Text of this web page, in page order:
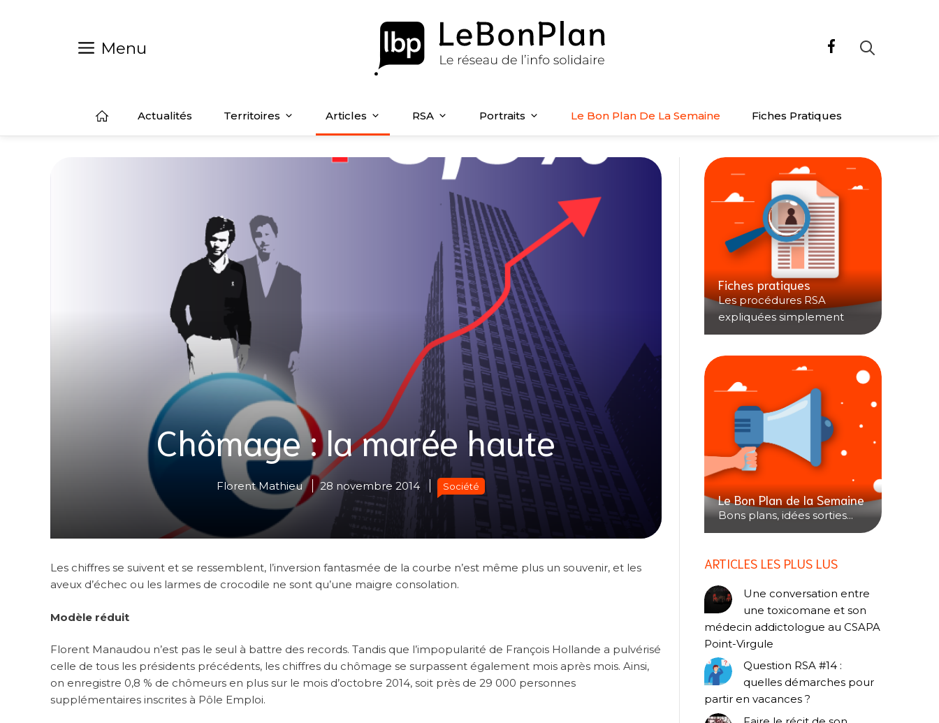
Menu
Actualités Territoires Articles RSA Portraits Le Bon Plan De La Semaine Fiches Pratiques
Chômage : la marée haute
Florent Mathieu 28 novembre 2014 Société
Les chiffres se suivent et se ressemblent, l’inversion fantasmée de la courbe n’est même plus un souvenir, et les
aveux d’échec ou les larmes de crocodile ne sont qu’une maigre consolation.
Modèle réduit
Florent Manaudou n’est pas le seul à battre des records. Tandis que l’impopularité de François Hollande a pulvérisé
celle de tous les présidents précédents, les chiffres du chômage se surpassent également mois après mois. Ainsi,
on enregistre 0,8 % de chômeurs en plus sur le mois d’octobre 2014, soit près de 29 000 personnes
supplémentaires inscrites à Pôle Emploi.
Fiches pratiques
Les procédures RSA
expliquées simplement
Le Bon Plan de la Semaine
Bons plans, idées sorties...
ARTICLES LES PLUS LUS
Une conversation entre
une toxicomane et son
médecin addictologue au CSAPA
Point-Virgule
Question RSA #14 :
quelles démarches pour
partir en vacances ?